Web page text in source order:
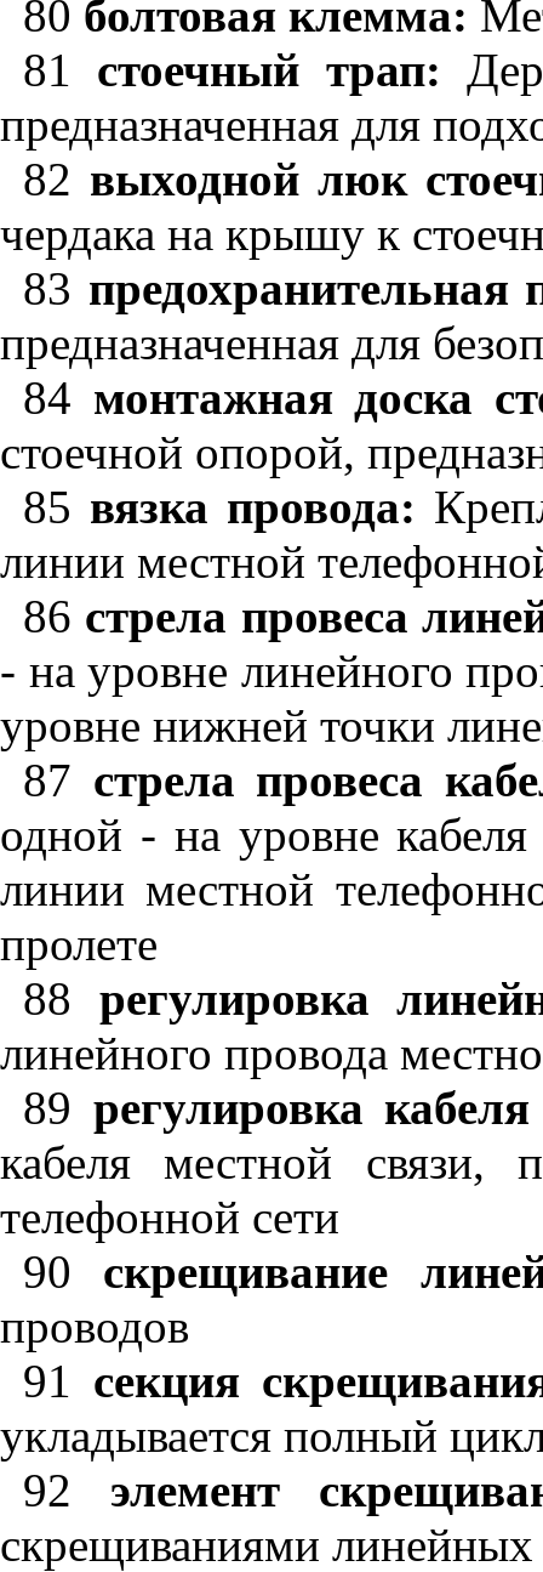
80 болтовая клемма:
81 стоечный трап:
предназначенная для
82 выходной люк
чердака на крышу к
83 предохранительная
предназначенная для
84 монтажная доска
стоечной опорой,
85 вязка провода:
линии местной
86 стрела провеса
- на уровне линейного
уровне нижней точки
87 стрела провеса
одной - на уровне
линии местной
пролете
88 регулировка
линейного провода
89 регулировка
кабеля местной связи,
телефонной сети
90 скрещивание
проводов
91 секция
укладывается полный
92 элемент
скрещиваниями